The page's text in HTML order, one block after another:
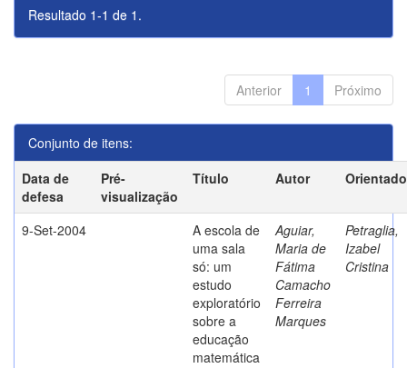
Resultado 1-1 de 1.
Anterior 1 Próximo
Conjunto de itens:
Data de
defesa
Pré-
visualização
Título Autor
9-Set-2004
A escola de
uma sala
só: um
estudo
exploratório
sobre a
educação
matemática
Aguiar,
Maria de
Fátima
Camacho
Ferreira
Marques
Petraglia,
Izabel
Cristina